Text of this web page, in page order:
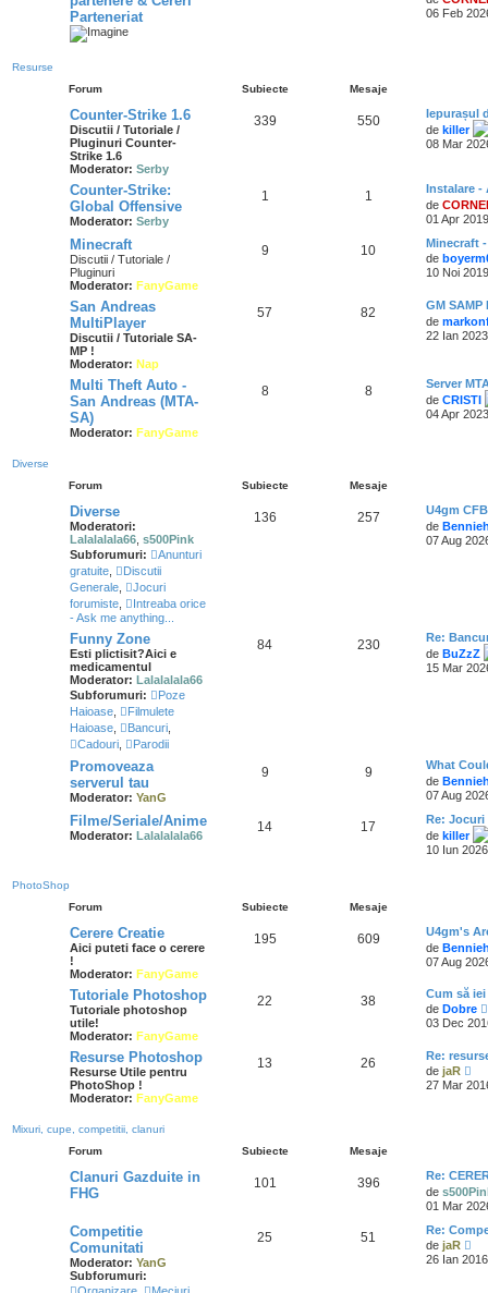
Parteneriat
06 Feb
Resurse
Forum
Subiecte Mesaje
Counter-Strike 1.6
Discutii / Tutoriale /
Pluginuri Counter-
Strike 1.6
Moderator: Serby
339 550
Iepurașul
de killer
08 Mar
Counter-Strike:
Global Offensive
Moderator: Serby
1 1
Instalare -
de
01 Apr
Minecraft
Discutii / Tutoriale /
Pluginuri
Moderator: FanyGame
9 10
Minecraft
de
10 Noi
San Andreas
MultiPlayer
Discutii / Tutoriale SA-
MP !
Moderator: Nap
57 82
GM
de
22 Ian
Multi Theft Auto -
San Andreas (MTA-
SA)
Moderator: FanyGame
8 8
Server
de CRISTI
04 Apr
Diverse
Forum
Subiecte Mesaje
Diverse
Moderatori:
Lalalalala66 s500Pink
Subforumuri:
Anunturi
gratuite
Discutii
Generale
Jocuri
forumiste
Intreaba orice
- Ask me anything...
136 257
U4gm
de
07 Aug
Funny Zone
Esti plictisit?Aici e
medicamentul
Moderator: Lalalalala66
Subforumuri:
Poze
Haioase
Filmulete
Haioase
Bancuri
Cadouri
Parodii
84 230
Re:
de BuZzZ
15 Mar
Promoveaza
serverul tau
Moderator: YanG
9 9
What
de
07 Aug
Filme/Seriale/Anime
Moderator: Lalalalala66
14 17
Re:
de killer
10 Iun
PhotoShop
Forum
Subiecte Mesaje
Cerere Creatie
Aici puteti face o cerere
!
Moderator: FanyGame
195 609
U4gm's
de
07 Aug
Tutoriale Photoshop
Tutoriale photoshop
utile!
Moderator: FanyGame
22 38
Cum să
de Dobre
j
03 Dec
Resurse Photoshop
Resurse Utile pentru
PhotoShop !
Moderator: FanyGame
13 26
Re:
de jaR
e
z
m
u
l
m
s
j
27 Mar
Mixuri, cupe, competitii, clanuri
Forum
Subiecte Mesaje
Clanuri Gazduite in
FHG
101 396
Re:
de
01 Mar
Competitie
Comunitati
Moderator: YanG
Subforumuri:
Organizare
Meciuri
25 51
Re:
de jaR
e
z
26 Ian